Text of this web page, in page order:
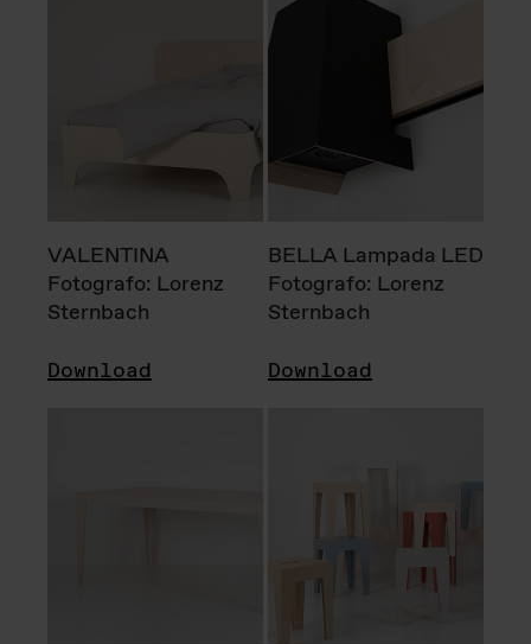
VALENTINA
Fotografo: Lorenz
Sternbach
Download
BELLA Lampada LED
Fotografo: Lorenz
Sternbach
Download